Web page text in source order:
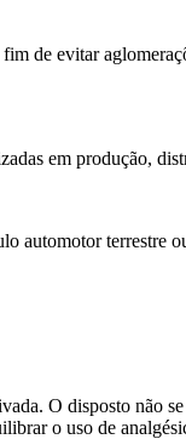
de evitar
em produção,
automotor terrestre
O disposto não
o uso de